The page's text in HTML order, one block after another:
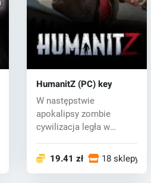
HumanitZ (PC) key
W następstwie
apokalipsy zombie
cywilizacja legła w
19.41 zł 18 sklepy